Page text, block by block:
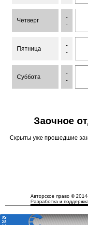
Четверг
-
-
Пятница
-
-
Суббота
-
-
Заочное
Скрыты уже прошедшие
Авторское право ©
Разработка и